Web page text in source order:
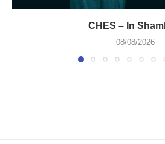
CHES – In
08/08/2026